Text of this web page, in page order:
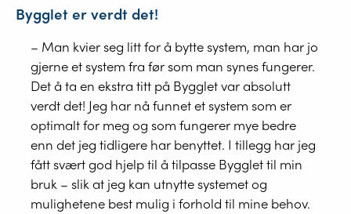
Bygglet er verdt det!
– Man kvier seg litt for å bytte system, man har jo
gjerne et system fra før som man synes fungerer.
Det å ta en ekstra titt på Bygglet var absolutt
verdt det! Jeg har nå funnet et system som er
optimalt for meg og som fungerer mye bedre
enn det jeg tidligere har benyttet. I tillegg har jeg
fått svært god hjelp til å tilpasse Bygglet til min
bruk – slik at jeg kan utnytte systemet og
mulighetene best mulig i forhold til mine behov.